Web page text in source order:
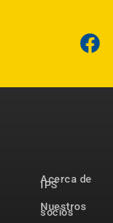
Acerca de
IPS
Nuestros
socios